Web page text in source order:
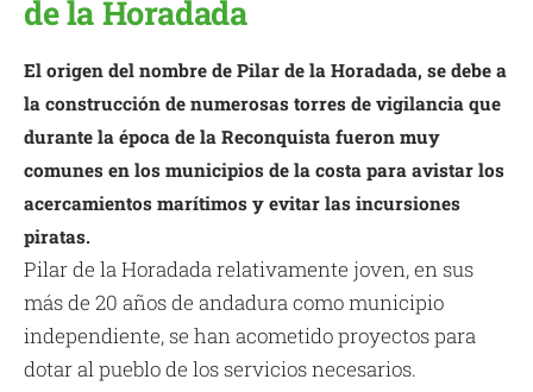
de la Horadada
El origen del nombre de Pilar de la Horadada, se debe a
la construcción de numerosas torres de vigilancia que
durante la época de la Reconquista fueron muy
comunes en los municipios de la costa para avistar los
acercamientos marítimos y evitar las incursiones
piratas.
Pilar de la Horadada relativamente joven, en sus
más de 20 años de andadura como municipio
independiente, se han acometido proyectos para
dotar al pueblo de los servicios necesarios.